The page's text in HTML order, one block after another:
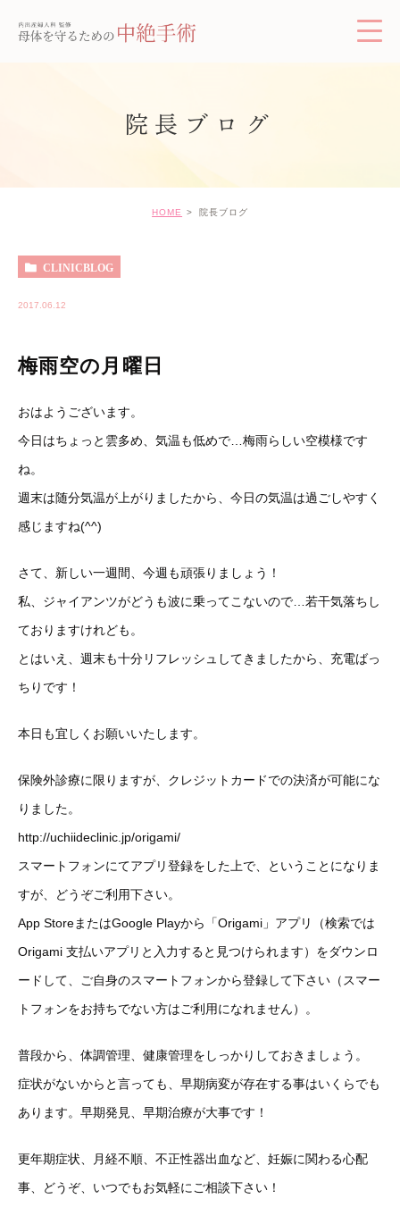
院長ブログ
HOME 院長ブログ
CLINICBLOG
2017.06.12
梅雨空の月曜日
おはようございます。
今日はちょっと雲多め、気温も低めで…梅雨らしい空模様です
ね。
週末は随分気温が上がりましたから、今日の気温は過ごしやすく
感じますね(^^)
さて、新しい一週間、今週も頑張りましょう！
私、ジャイアンツがどうも波に乗ってこないので…若干気落ちし
ておりますけれども。
とはいえ、週末も十分リフレッシュしてきましたから、充電ばっ
ちりです！
本日も宜しくお願いいたします。
保険外診療に限りますが、クレジットカードでの決済が可能にな
りました。
http://uchiideclinic.jp/origami/
スマートフォンにてアプリ登録をした上で、ということになりま
すが、どうぞご利用下さい。
App StoreまたはGoogle Playから「Origami」アプリ（検索では
Origami 支払いアプリと入力すると見つけられます）をダウンロ
ードして、ご自身のスマートフォンから登録して下さい（スマー
トフォンをお持ちでない方はご利用になれません）。
普段から、体調管理、健康管理をしっかりしておきましょう。
症状がないからと言っても、早期病変が存在する事はいくらでも
あります。早期発見、早期治療が大事です！
更年期症状、月経不順、不正性器出血など、妊娠に関わる心配
事、どうぞ、いつでもお気軽にご相談下さい！